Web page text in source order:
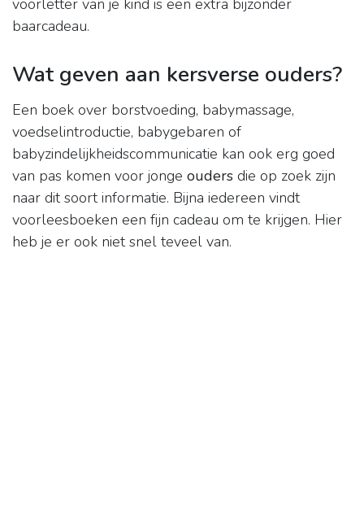
voorletter van je kind is een extra bijzonder
baarcadeau.
Wat geven aan kersverse ouders?
Een boek over borstvoeding, babymassage,
voedselintroductie, babygebaren of
babyzindelijkheidscommunicatie kan ook erg goed
van pas komen voor jonge ouders die op zoek zijn
naar dit soort informatie. Bijna iedereen vindt
voorleesboeken een fijn cadeau om te krijgen. Hier
heb je er ook niet snel teveel van.